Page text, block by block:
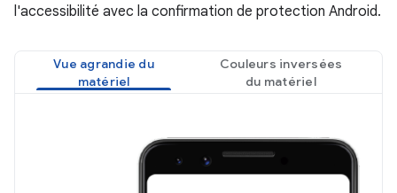
l'accessibilité avec la confirmation de protection Android.
Vue agrandie du
matériel
Couleurs inversées
du matériel